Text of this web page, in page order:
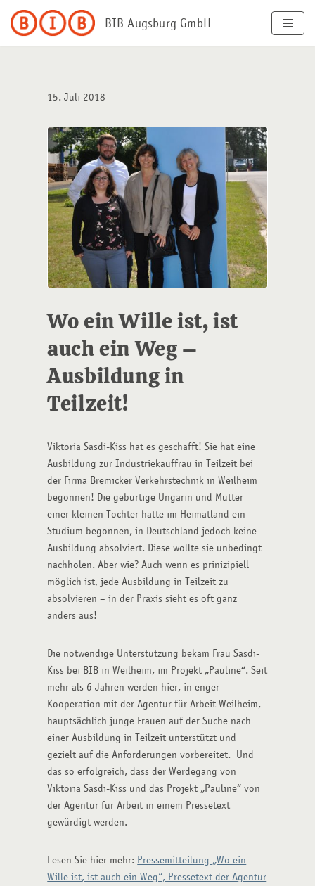
Zum
BIB Augsburg GmbH
15. Juli 2018
Wo ein Wille ist, ist
auch ein Weg –
Ausbildung in
Teilzeit!
Viktoria Sasdi-Kiss hat es geschafft! Sie hat eine
Ausbildung zur Industriekauffrau in Teilzeit bei
der Firma Bremicker Verkehrstechnik in Weilheim
begonnen! Die gebürtige Ungarin und Mutter
einer kleinen Tochter hatte im Heimatland ein
Studium begonnen, in Deutschland jedoch keine
Ausbildung absolviert. Diese wollte sie unbedingt
nachholen. Aber wie? Auch wenn es prinizipiell
möglich ist, jede Ausbildung in Teilzeit zu
absolvieren – in der Praxis sieht es oft ganz
anders aus!
Die notwendige Unterstützung bekam Frau Sasdi-
Kiss bei BIB in Weilheim, im Projekt „Pauline“. Seit
mehr als 6 Jahren werden hier, in enger
Kooperation mit der Agentur für Arbeit Weilheim,
hauptsächlich junge Frauen auf der Suche nach
einer Ausbildung in Teilzeit unterstützt und
gezielt auf die Anforderungen vorbereitet. Und
das so erfolgreich, dass der Werdegang von
Viktoria Sasdi-Kiss und das Projekt „Pauline“ von
der Agentur für Arbeit in einem Pressetext
gewürdigt werden.
Lesen Sie hier mehr: Pressemitteilung „Wo ein
Wille ist, ist auch ein Weg“, Pressetext der Agentur